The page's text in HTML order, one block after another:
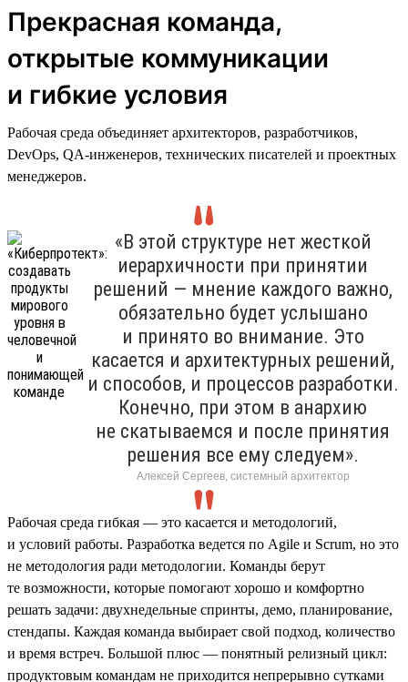
Прекрасная команда,
открытые коммуникации
и гибкие условия
Рабочая среда объединяет архитекторов, разработчиков,
DevOps, QA-инженеров, технических писателей и проектных
менеджеров.
«В этой структуре нет жесткой
иерархичности при принятии
решений — мнение каждого важно,
обязательно будет услышано
и принято во внимание. Это
касается и архитектурных решений,
и способов, и процессов разработки.
Конечно, при этом в анархию
не скатываемся и после принятия
решения все ему следуем».
Алексей Сергеев, системный архитектор
Рабочая среда гибкая — это касается и методологий,
и условий работы. Разработка ведется по Agile и Scrum, но это
не методология ради методологии. Команды берут
те возможности, которые помогают хорошо и комфортно
решать задачи: двухнедельные спринты, демо, планирование,
стендапы. Каждая команда выбирает свой подход, количество
и время встреч. Большой плюс — понятный релизный цикл:
продуктовым командам не приходится непрерывно сутками